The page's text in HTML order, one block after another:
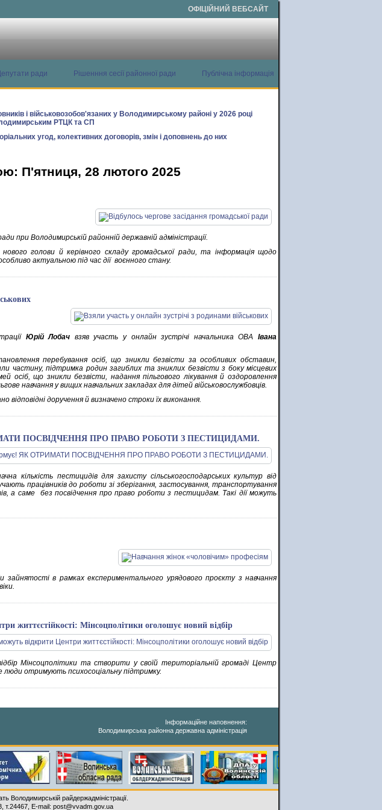
ОФІЦІЙНИЙ ВЕБСАЙТ
ради Рішенння сесії районної ради
Публічна інформація
і військовозобов'язаних у Володимирському районі у 2026 році
РТЦК та СП
угод, колективних договорів, змін і доповнень до них
П'ятниця, 28 лютого 2025
при Володимирській районній державній адміністрації.
голови й керівного складу громадської ради, та інформація щодо
актуальною під час дії воєнного стану.
Юрій Лобач взяв участь у онлайн зустрічі начальника ОВАІвана
перебування осіб, що зникли безвісти за особливих обставин,
частину, підтримка родин загиблих та зниклих безвісти з боку місцевих
осіб, що зникли безвісти, надання пільгового лікування й оздоровлення
навчання у вищих навчальних закладах для дітей військовослужбовців.
доручення й визначено строки їх виконання.
ПОСВІДЧЕННЯ ПРО ПРАВО РОБОТИ З ПЕСТИЦИДАМИ.
кількість пестицидів для захисту сільськогосподарських культур від
працівників до роботи зі зберігання, застосування, транспортування
а саме без посвідчення про право роботи з пестицидам. Такі дії можуть
зайнятості в рамках експериментального урядового проєкту з навчання
життєстійкості: Мінсоцполітики оголошує новий відбір
Мінсоцполітики та створити у своїй територіальній громаді Центр
люди отримують психосоціальну підтримку.
Інформаційне наповнення:
Володимирська районна державна адміністрація
Володимирській райдержадміністрації.
т.24467, E-mail: post@vvadm.gov.ua